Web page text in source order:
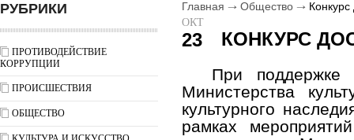
РУБРИКИ
ПРОТИВОДЕЙСТВИЕ
КОРРУПЦИИ
ПРОИСШЕСТВИЯ
ОБЩЕСТВО
Главная Общество
ОКТ
23 КОНКУРС
При
Министерства
культурного
рамках